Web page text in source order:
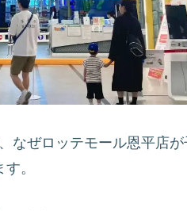
なぜロッテモール恩平店
。